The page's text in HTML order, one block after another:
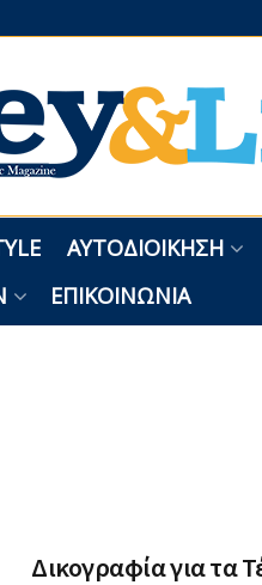
ΑΥΤΟΔΙΟΊΚΗΣΗ
ΕΠΙΚΟΙΝΩΝΊΑ
Δικογραφία για τα